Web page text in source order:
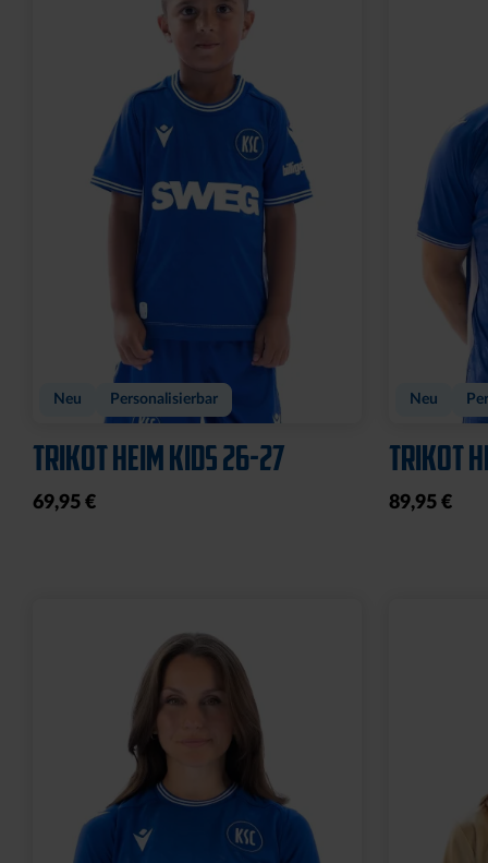
Neu Personalisierbar
TRIKOT HEIM KIDS 26-27
69,95 €
Neu
TRIKOT
89,95 €